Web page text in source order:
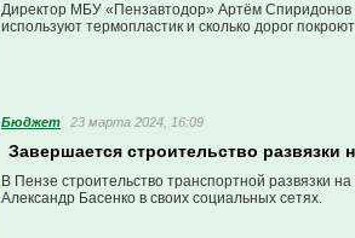
Директор МБУ «Пензавтодор» Артём Спиридонов
используют термопластик и сколько дорог
Бюджет 23 марта 2024, 16:09
Завершается строительство
В Пензе строительство транспортной развязки
Александр Басенко в своих социальных сетях.